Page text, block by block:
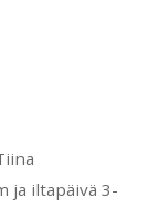
ja iltapäivä 3-